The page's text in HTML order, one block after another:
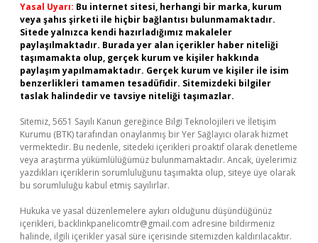
Yasal Uyarı: Bu internet sitesi, herhangi bir marka, kurum
veya şahıs şirketi ile hiçbir bağlantısı bulunmamaktadır.
Sitede yalnızca kendi hazırladığımız makaleler
paylaşılmaktadır. Burada yer alan içerikler haber niteliği
taşımamakta olup, gerçek kurum ve kişiler hakkında
paylaşım yapılmamaktadır. Gerçek kurum ve kişiler ile isim
benzerlikleri tamamen tesadüfidir. Sitemizdeki bilgiler
taslak halindedir ve tavsiye niteliği taşımazlar.
Sitemiz, 5651 Sayılı Kanun gereğince Bilgi Teknolojileri ve İletişim
Kurumu (BTK) tarafından onaylanmış bir Yer Sağlayıcı olarak hizmet
vermektedir. Bu nedenle, sitedeki içerikleri proaktif olarak denetleme
veya araştırma yükümlülüğümüz bulunmamaktadır. Ancak, üyelerimiz
yazdıkları içeriklerin sorumluluğunu taşımakta olup, siteye üye olarak
bu sorumluluğu kabul etmiş sayılırlar.
Hukuka ve yasal düzenlemelere aykırı olduğunu düşündüğünüz
içerikleri, backlinkpanelicomtr@gmail.com adresine bildirmeniz
halinde, ilgili içerikler yasal süre içerisinde sitemizden kaldırılacaktır.